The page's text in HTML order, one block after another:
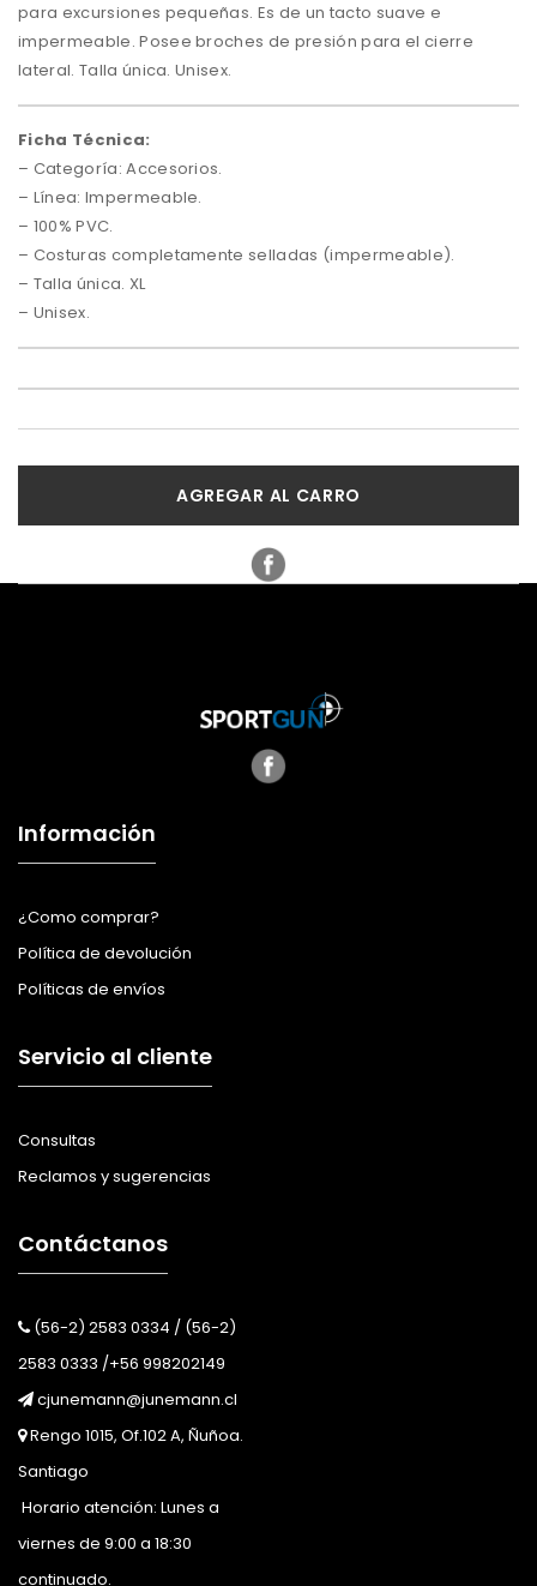
para excursiones pequeñas. Es de un tacto suave e
impermeable. Posee broches de presión para el cierre
lateral. Talla única. Unisex.
Ficha Técnica:
– Categoría: Accesorios.
– Línea: Impermeable.
– 100% PVC.
– Costuras completamente selladas (impermeable).
– Talla única. XL
– Unisex.
AGREGAR AL CARRO
Información
¿Como comprar?
Política de devolución
Políticas de envíos
Servicio al cliente
Consultas
Reclamos y sugerencias
Contáctanos
(56-2) 2583 0334 / (56-2)
2583 0333 /+56 998202149
cjunemann@junemann.cl
Rengo 1015, Of.102 A, Ñuñoa.
Santiago
Horario atención: Lunes a
viernes de 9:00 a 18:30
continuado.